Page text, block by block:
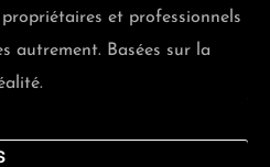
et professionnels
autrement. Basées sur la